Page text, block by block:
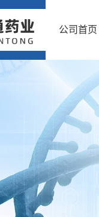
公司首页